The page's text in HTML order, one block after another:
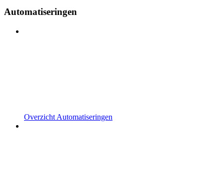
Automatiseringen
Overzicht Automatiseringen